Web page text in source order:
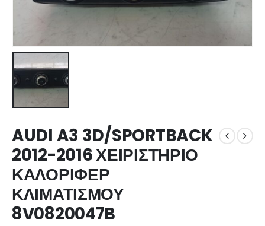
AUDI A3 3D/SPORTBACK
2012-2016 ΧΕΙΡΙΣΤΗΡΙΟ
ΚΑΛΟΡΙΦΕΡ
ΚΛΙΜΑΤΙΣΜΟΥ
8V0820047B